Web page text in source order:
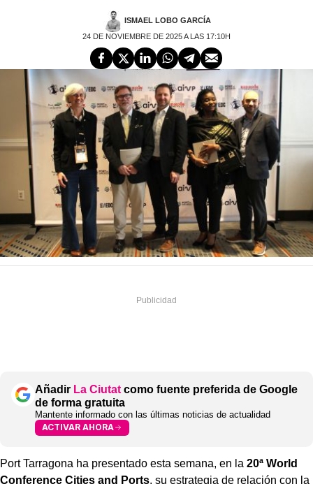
ISMAEL LOBO GARCÍA
24 DE NOVIEMBRE DE 2025 A LAS 17:10H
Añadir La Ciutat como fuente preferida de Google
de forma gratuita
Mantente informado con las últimas noticias de actualidad
ACTIVAR AHORA
Port Tarragona ha presentado esta semana, en la 20ª World
Conference Cities and Ports, su estrategia de relación con la